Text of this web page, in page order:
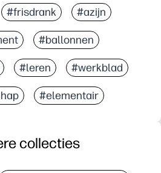
#frisdrank #azijn
#ballonnen
#leren #werkblad
#elementair
collecties